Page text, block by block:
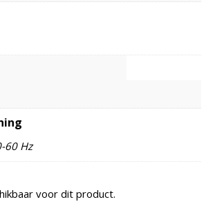
60 Hz
voor dit product.